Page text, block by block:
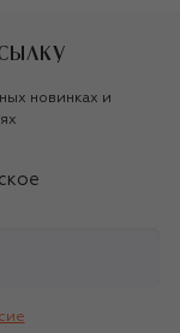
новинках и